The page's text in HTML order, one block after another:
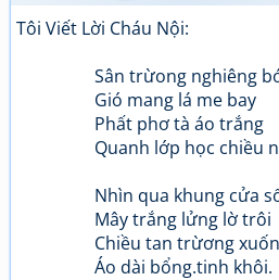
Tôi Viết Lời Cháu Nội:
Sân trừong nghiêng
Gió mang lá me bay
Phất phơ tà áo trắng
Quanh lớp học chiều
Nhìn qua khung cửa
Mây trắng lửng lờ trôi
Chiều tan trừơng
Áo dài bổng.tinh khôi.